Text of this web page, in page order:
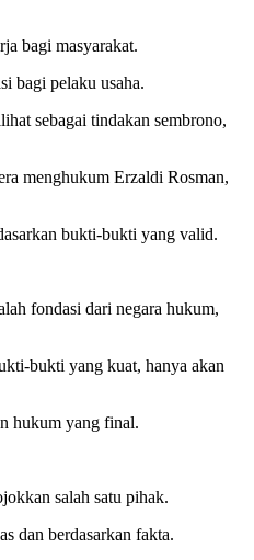
bagi masyarakat.
bagi pelaku usaha.
sebagai tindakan sembrono,
menghukum Erzaldi Rosman,
bukti-bukti yang valid.
fondasi dari negara hukum,
bukti yang kuat, hanya akan
hukum yang final.
salah satu pihak.
dan berdasarkan fakta.